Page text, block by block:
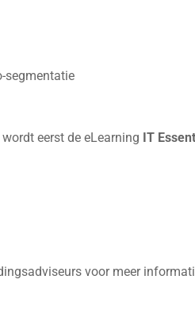
segmentatie
eerst de eLearning IT
voor meer